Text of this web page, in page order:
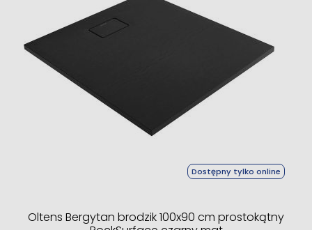
Dostępny tylko online
Oltens Bergytan brodzik 100x90 cm prostokątny